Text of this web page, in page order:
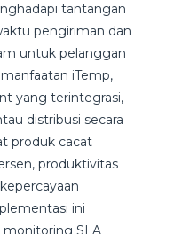
tantangan
pengiriman dan
untuk pelanggan
iTemp,
yang terintegrasi,
distribusi secara
produk cacat
produktivitas
ini
SLA